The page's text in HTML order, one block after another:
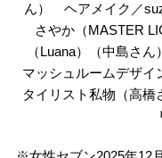
ん） ヘアメイク／
さやか（MASTER
（Luana）（中島さ
マッシュルームデザ
タイリスト私物（高